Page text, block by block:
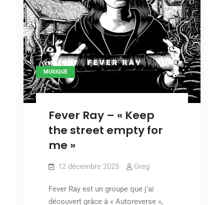
MUSIQUE
Fever Ray – « Keep
the street empty for
me »
12 décembre 2025 Greg
Fever Ray est un groupe que j’ai
découvert grâce à « Autoreverse »,